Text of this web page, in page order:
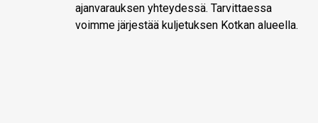
ajanvarauksen yhteydessä. Tarvittaessa
voimme järjestää kuljetuksen Kotkan alueella.